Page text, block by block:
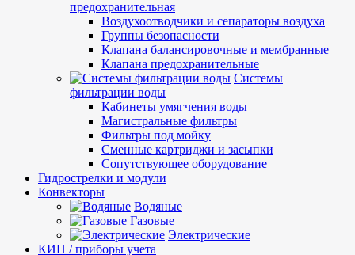
предохранительная
Воздухоотводчики и сепараторы воздуха
Группы безопасности
Клапана балансировочные и мембранные
Клапана предохранительные
Системы
фильтрации воды
Кабинеты умягчения воды
Магистральные фильтры
Фильтры под мойку
Сменные картриджи и засыпки
Сопутствующее оборудование
Гидрострелки и модули
Конвекторы
Водяные
Газовые
Электрические
КИП / приборы учета